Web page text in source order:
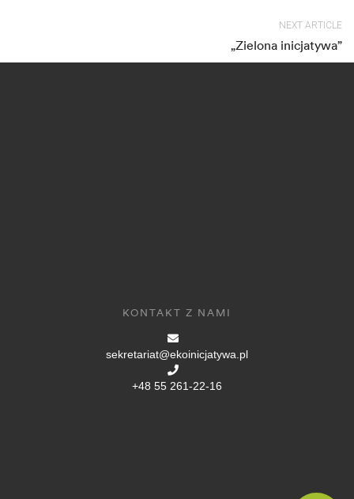
NEXT ARTICLE
„Zielona inicjatywa”
KONTAKT Z NAMI
sekretariat@ekoinicjatywa.pl
+48 55 261-22-16